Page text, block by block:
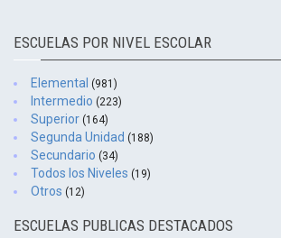
ESCUELAS POR NIVEL ESCOLAR
Elemental (981)
Intermedio (223)
Superior (164)
Segunda Unidad (188)
Secundario (34)
Todos los Niveles (19)
Otros (12)
ESCUELAS PUBLICAS DESTACADOS